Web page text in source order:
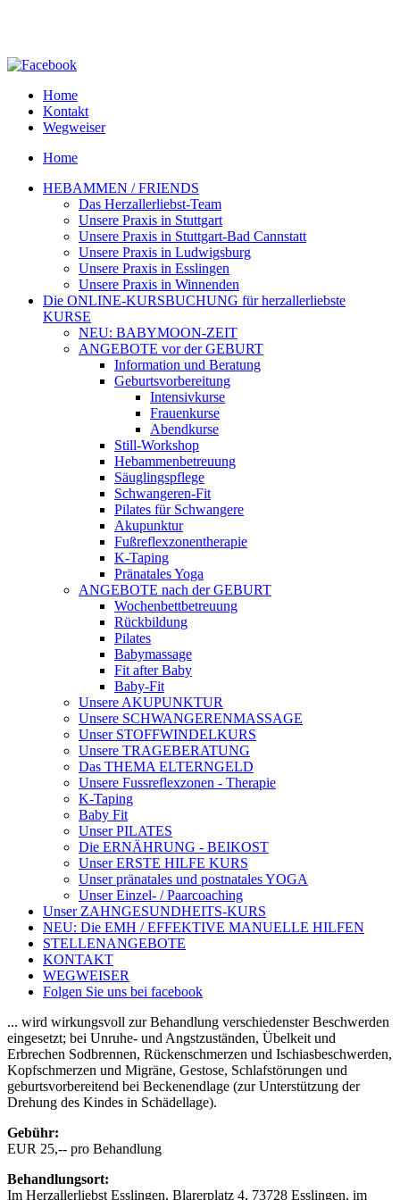
Home
Kontakt
Wegweiser
Home
HEBAMMEN / FRIENDS
Das Herzallerliebst-Team
Unsere Praxis in Stuttgart
Unsere Praxis in Stuttgart-Bad Cannstatt
Unsere Praxis in Ludwigsburg
Unsere Praxis in Esslingen
Unsere Praxis in Winnenden
Die ONLINE-KURSBUCHUNG für herzallerliebste
KURSE
NEU: BABYMOON-ZEIT
ANGEBOTE vor der GEBURT
Information und Beratung
Geburtsvorbereitung
Intensivkurse
Frauenkurse
Abendkurse
Still-Workshop
Hebammenbetreuung
Säuglingspflege
Schwangeren-Fit
Pilates für Schwangere
Akupunktur
Fußreflexzonentherapie
K-Taping
Pränatales Yoga
ANGEBOTE nach der GEBURT
Wochenbettbetreuung
Rückbildung
Pilates
Babymassage
Fit after Baby
Baby-Fit
Unsere AKUPUNKTUR
Unsere SCHWANGERENMASSAGE
Unser STOFFWINDELKURS
Unsere TRAGEBERATUNG
Das THEMA ELTERNGELD
Unsere Fussreflexzonen - Therapie
K-Taping
Baby Fit
Unser PILATES
Die ERNÄHRUNG - BEIKOST
Unser ERSTE HILFE KURS
Unser pränatales und postnatales YOGA
Unser Einzel- / Paarcoaching
Unser ZAHNGESUNDHEITS-KURS
NEU: Die EMH / EFFEKTIVE MANUELLE HILFEN
STELLENANGEBOTE
KONTAKT
WEGWEISER
Folgen Sie uns bei facebook
... wird wirkungsvoll zur Behandlung verschiedenster Beschwerden
eingesetzt; bei Unruhe- und Angstzuständen, Übelkeit und
Erbrechen Sodbrennen, Rückenschmerzen und Ischiasbeschwerden,
Kopfschmerzen und Migräne, Gestose, Schlafstörungen und
geburtsvorbereitend bei Beckenendlage (zur Unterstützung der
Drehung des Kindes in Schädellage).
Gebühr:
EUR 25,-- pro Behandlung
Behandlungsort:
Im Herzallerliebst Esslingen, Blarerplatz 4, 73728 Esslingen, im